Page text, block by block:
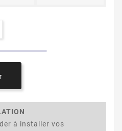
à installer vos